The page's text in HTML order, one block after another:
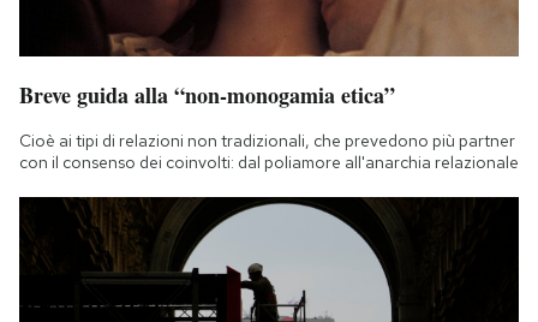
Breve guida alla “non-monogamia etica”
Cioè ai tipi di relazioni non tradizionali, che prevedono più partner
con il consenso dei coinvolti: dal poliamore all'anarchia relazionale